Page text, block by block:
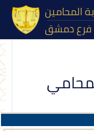
فرع دمشق